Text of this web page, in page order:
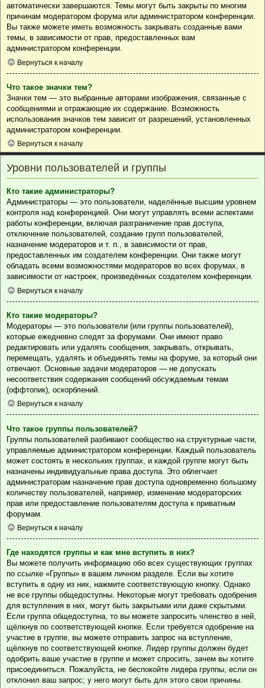
автоматически завершаются. Темы могут быть закрыты по многим
причинам модератором форума или администратором конференции.
Вы также можете иметь возможность закрывать созданные вами
темы, в зависимости от прав, предоставленных вам
администратором конференции.
Вернуться к началу
Что такое значки тем?
Значки тем — это выбранные авторами изображения, связанные с
сообщениями и отражающие их содержание. Возможность
использования значков тем зависит от разрешений, установленных
администратором конференции.
Вернуться к началу
Уровни пользователей и группы
Кто такие администраторы?
Администраторы — это пользователи, наделённые высшим уровнем
контроля над конференцией. Они могут управлять всеми аспектами
работы конференции, включая разграничение прав доступа,
отключение пользователей, создание групп пользователей,
назначение модераторов и т. п., в зависимости от прав,
предоставленных им создателем конференции. Они также могут
обладать всеми возможностями модераторов во всех форумах, в
зависимости от настроек, произведённых создателем конференции.
Вернуться к началу
Кто такие модераторы?
Модераторы — это пользователи (или группы пользователей),
которые ежедневно следят за форумами. Они имеют право
редактировать или удалять сообщения, закрывать, открывать,
перемещать, удалять и объединять темы на форуме, за который они
отвечают. Основные задачи модераторов — не допускать
несоответствия содержания сообщений обсуждаемым темам
(оффтопик), оскорблений.
Вернуться к началу
Что такое группы пользователей?
Группы пользователей разбивают сообщество на структурные части,
управляемые администратором конференции. Каждый пользователь
может состоять в нескольких группах, и каждой группе могут быть
назначены индивидуальные права доступа. Это облегчает
администраторам назначение прав доступа одновременно большому
количеству пользователей, например, изменение модераторских
прав или предоставление пользователям доступа к приватным
форумам.
Вернуться к началу
Где находятся группы и как мне вступить в них?
Вы можете получить информацию обо всех существующих группах
по ссылке «Группы» в вашем личном разделе. Если вы хотите
вступить в одну из них, нажмите соответствующую кнопку. Однако
не все группы общедоступны. Некоторые могут требовать одобрения
для вступления в них, могут быть закрытыми или даже скрытыми.
Если группа общедоступна, то вы можете запросить членство в ней,
щёлкнув по соответствующей кнопке. Если требуется одобрение на
участие в группе, вы можете отправить запрос на вступление,
щёлкнув по соответствующей кнопке. Лидер группы должен будет
одобрить ваше участие в группе и может спросить, зачем вы хотите
присоединиться. Пожалуйста, не беспокойте лидера группы, если он
отклонил ваш запрос; у него могут быть для этого свои причины.